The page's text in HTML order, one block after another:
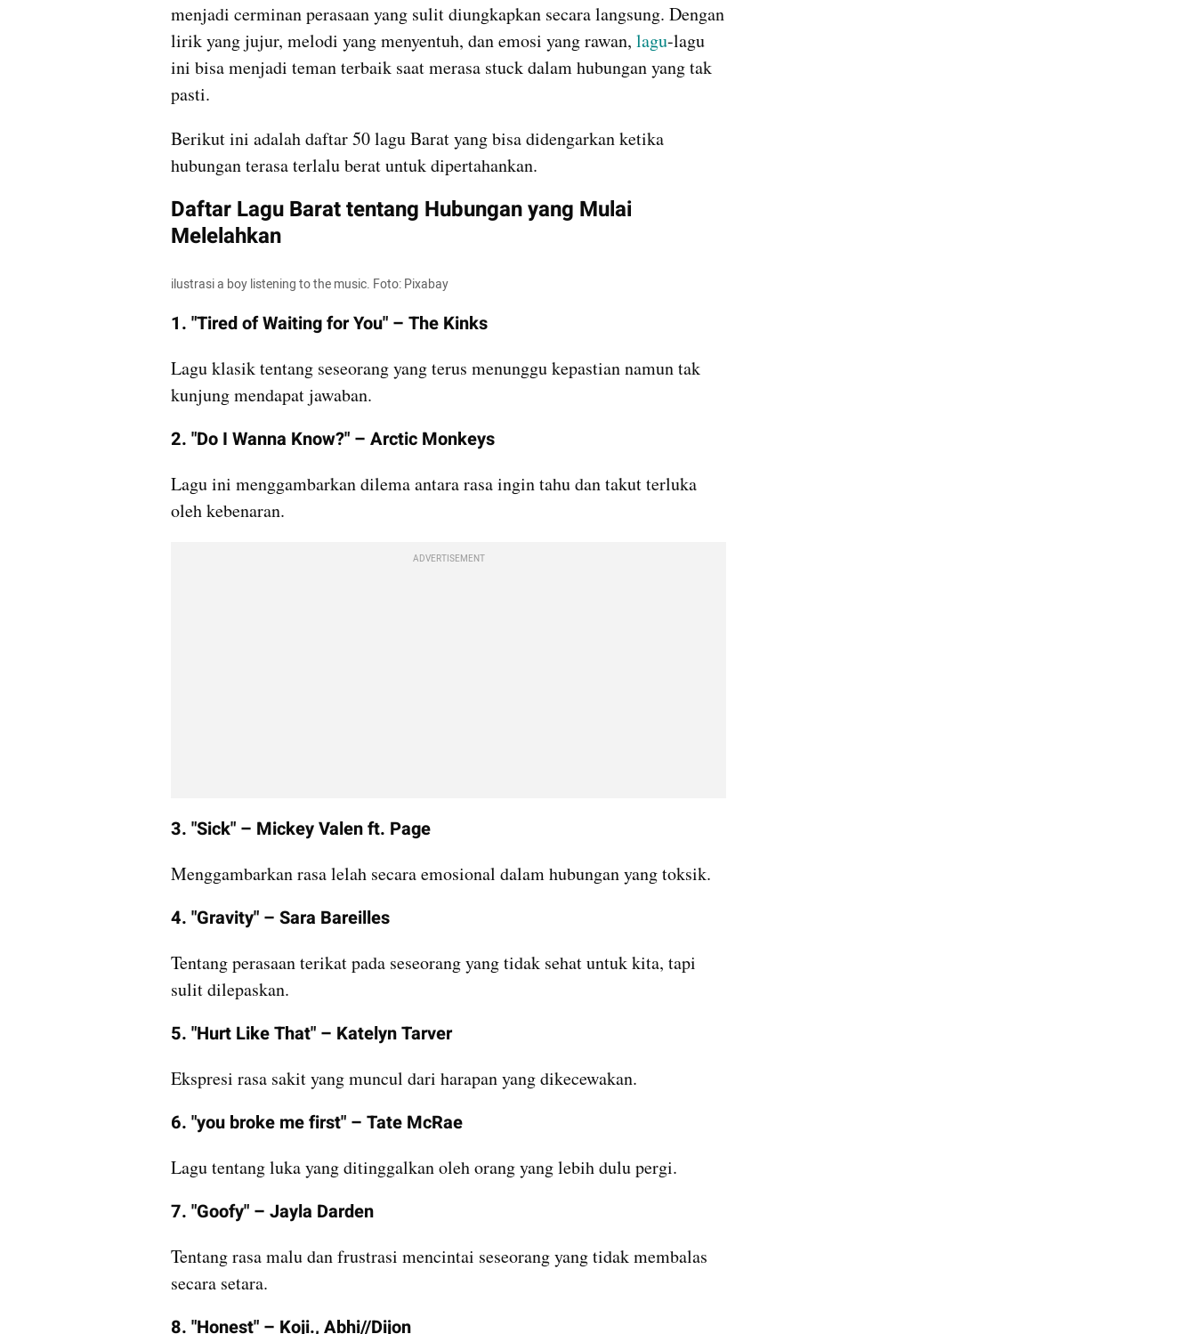
menjadi cerminan perasaan yang sulit diungkapkan secara langsung. Dengan
lirik yang jujur, melodi yang menyentuh, dan emosi yang rawan, lagu-lagu
ini bisa menjadi teman terbaik saat merasa stuck dalam hubungan yang tak
pasti.
Berikut ini adalah daftar 50 lagu Barat yang bisa didengarkan ketika
hubungan terasa terlalu berat untuk dipertahankan.
Daftar Lagu Barat tentang Hubungan yang Mulai
Melelahkan
ilustrasi a boy listening to the music. Foto: Pixabay
1. "Tired of Waiting for You" – The Kinks
Lagu klasik tentang seseorang yang terus menunggu kepastian namun tak
kunjung mendapat jawaban.
2. "Do I Wanna Know?" – Arctic Monkeys
Lagu ini menggambarkan dilema antara rasa ingin tahu dan takut terluka
oleh kebenaran.
ADVERTISEMENT
3. "Sick" – Mickey Valen ft. Page
Menggambarkan rasa lelah secara emosional dalam hubungan yang toksik.
4. "Gravity" – Sara Bareilles
Tentang perasaan terikat pada seseorang yang tidak sehat untuk kita, tapi
sulit dilepaskan.
5. "Hurt Like That" – Katelyn Tarver
Ekspresi rasa sakit yang muncul dari harapan yang dikecewakan.
6. "you broke me first" – Tate McRae
Lagu tentang luka yang ditinggalkan oleh orang yang lebih dulu pergi.
7. "Goofy" – Jayla Darden
Tentang rasa malu dan frustrasi mencintai seseorang yang tidak membalas
secara setara.
8. "Honest" – Koji., Abhi//Dijon